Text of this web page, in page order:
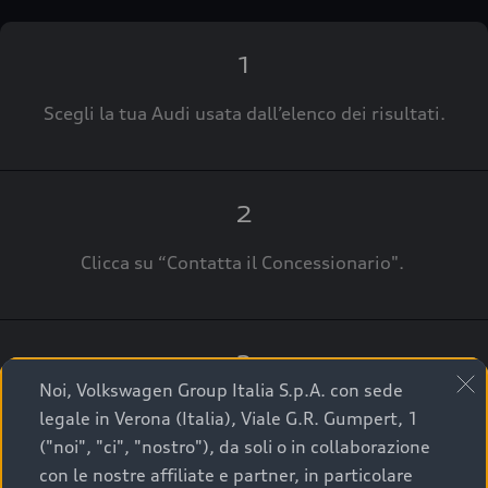
1
Scegli la tua Audi usata dall’elenco dei risultati.
2
Clicca su “Contatta il Concessionario".
3
A breve verrai ricontattato dal Customer Care
Audi Center o direttamente dal Concessionario
che ti supporterà per finalizzare la tua richiesta.
Noi, Volkswagen Group Italia S.p.A. con sede
legale in Verona (Italia), Viale G.R. Gumpert, 1
("noi", "ci", "nostro"), da soli o in collaborazione
con le nostre affiliate e partner, in particolare